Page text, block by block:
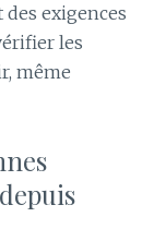
des exigences
les
même